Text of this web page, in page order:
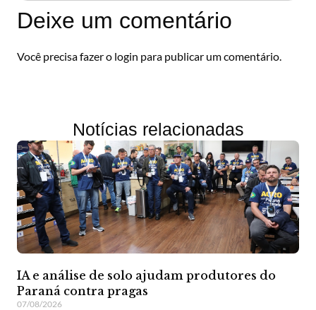
Deixe um comentário
Você precisa fazer o login para publicar um comentário.
Notícias relacionadas
IA e análise de solo ajudam produtores do
Paraná contra pragas
07/08/2026